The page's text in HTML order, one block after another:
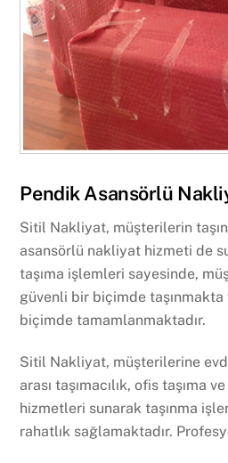
Pendik Asansörlü
Sitil Nakliyat, müşterilerin
asansörlü nakliyat hizmeti de
taşıma işlemleri sayesinde,
güvenli bir biçimde taşınmakta
biçimde tamamlanmaktadır.
Sitil Nakliyat, müşterilerine
arası taşımacılık, ofis taşıma
hizmetleri sunarak taşınma
rahatlık sağlamaktadır.